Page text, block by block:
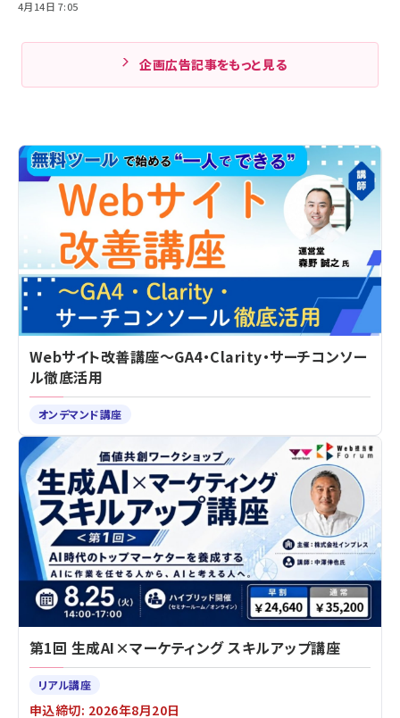
4月14日 7:05
企画広告記事をもっと見る
Webサイト改善講座～GA4・Clarity・サーチコンソー
ル徹底活用
オンデマンド講座
第1回 生成AI×マーケティング スキルアップ講座
リアル講座
申込締切: 2026年8月20日